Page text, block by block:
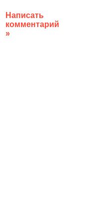
Написать
комментарий
»